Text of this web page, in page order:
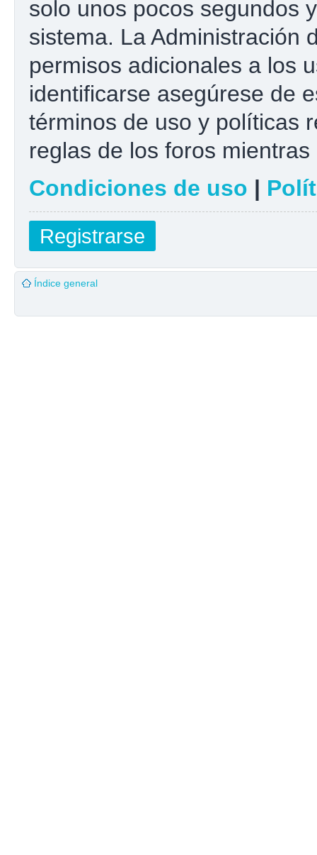
solo unos pocos segundos
sistema. La Administración
permisos adicionales a los
identificarse asegúrese de
términos de uso y políticas
reglas de los foros
Condiciones de uso |
Registrarse
Índice general